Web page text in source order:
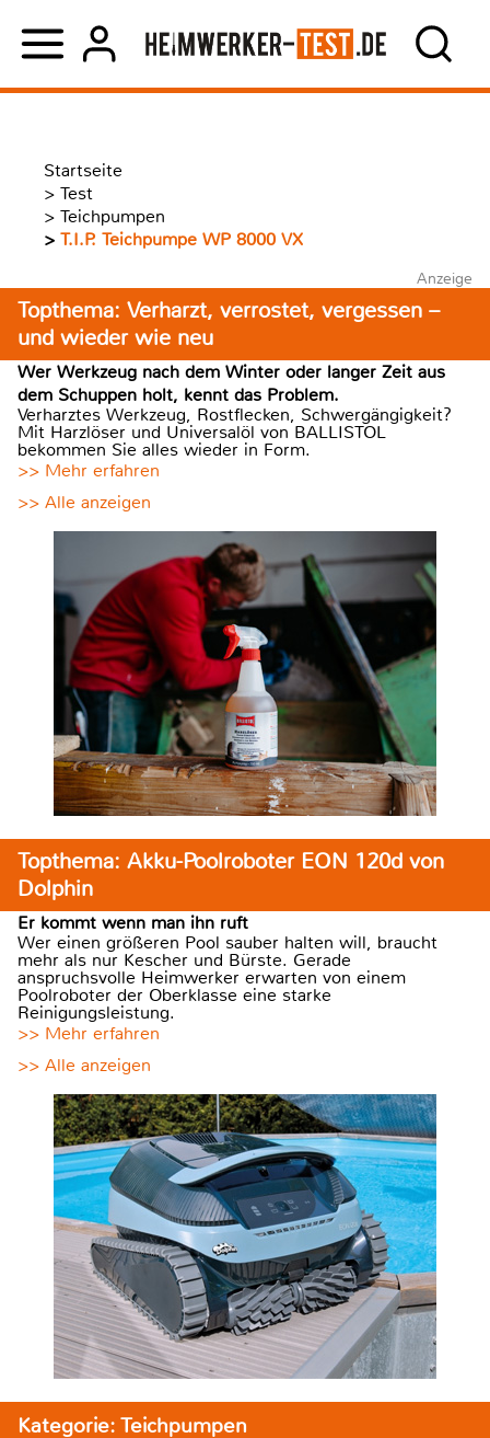
Startseite
> Test
> Teichpumpen
> T.I.P. Teichpumpe WP 8000 VX
Anzeige
Topthema: Verharzt, verrostet, vergessen –
und wieder wie neu
Wer Werkzeug nach dem Winter oder langer Zeit aus
dem Schuppen holt, kennt das Problem.
Verharztes Werkzeug, Rostflecken, Schwergängigkeit?
Mit Harzlöser und Universalöl von BALLISTOL
bekommen Sie alles wieder in Form.
>> Mehr erfahren
>> Alle anzeigen
Topthema: Akku-Poolroboter EON 120d von
Dolphin
Er kommt wenn man ihn ruft
Wer einen größeren Pool sauber halten will, braucht
mehr als nur Kescher und Bürste. Gerade
anspruchsvolle Heimwerker erwarten von einem
Poolroboter der Oberklasse eine starke
Reinigungsleistung.
>> Mehr erfahren
>> Alle anzeigen
Kategorie: Teichpumpen